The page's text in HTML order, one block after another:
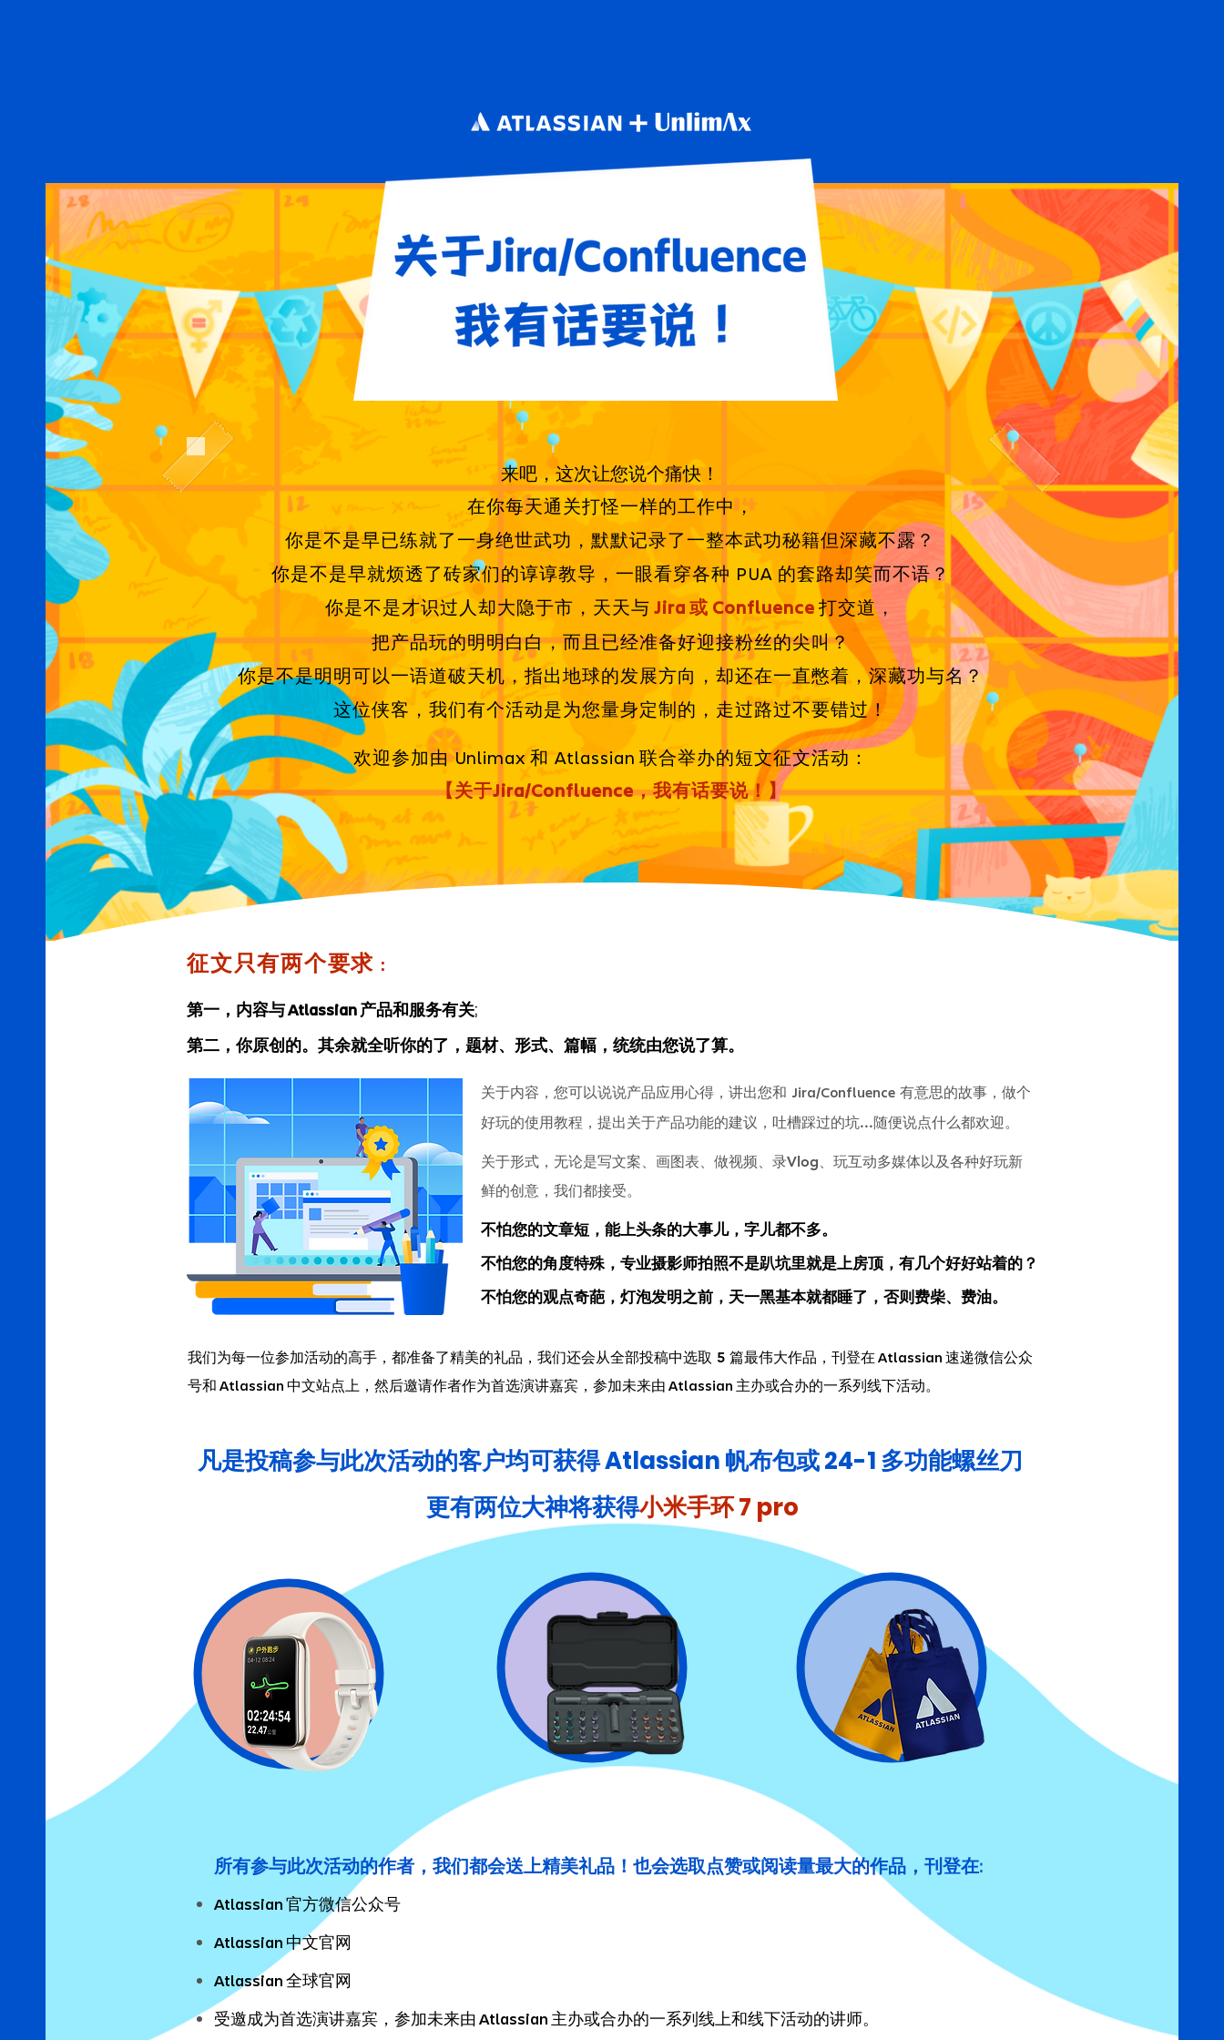
来吧，这次让您说个痛快！
在你每天通关打怪一样的工作中，
你是不是早已练就了一身绝世武功， 默默记录了一整本武功秘籍但深藏不露？
你是不是早就烦透了砖家们的谆谆教导，一眼看穿各种 PUA的套路却笑而不语？
你是不是才识过人却大隐于市，天天与 Jira 或 Confluence 打交道，
把产品玩的明明白白，而且已经准备好迎接粉丝的尖叫？
你是不是明明可以一语道破天机，指出地球的发展方向，却还在一直憋着，深藏功与名？
这位侠客，我们有个活动是为您量身定制的，走过路过不要错过！
欢迎参加由Unlimax和Atlassian 联合举办的短文征文活动：
【关于Jira/Confluence，我有话要说！】
征文只有两个要求 ：
第一，内容与Atlassian产品和服务有关;
第二，你原创的。其余就全听你的了，题材、形式、篇幅，统统由您说了算。
关于内容，您可以说说产品应用心得，讲出您和 Jira/Confluence 有意思的故事，做个
好玩的使用教程，提出关于产品功能的建议，吐槽踩过的坑...随便说点什么都欢迎。
关于形式，无论是写文案、画图表、做视频、录Vlog、玩互动多媒体以及各种好玩新
鲜的创意，我们都接受。
不怕您的文章短，能上头条的大事儿，字儿都不多。
不怕您的角度特殊，专业摄影师拍照不是趴坑里就是上房顶，有几个好好站着的？
不怕您的观点奇葩，灯泡发明之前，天一黑基本就都睡了，否则费柴、费油。
我们为每一位参加活动的高手，都准备了精美的礼品，我们还会从全部投稿中选取 5 篇最伟大作品，刊登在 Atlassian 速递微信公众
号和 Atlassian 中文站点上，然后邀请作者作为首选演讲嘉宾，参加未来由 Atlassian 主办或合办的一系列线下活动。
凡是投稿参与此次活动的客户均可获得 Atlassian 帆布包或 24-1 多功能螺丝刀
更有两位大神将获得小米手环 7 pro
所有参与此次活动的作者，我们都会送上精美礼品！也会选取点赞或阅读量最大的作品，刊登在:
Atlassian官方微信公众号
Atlassian 中文官网
Atlassian全球官网
受邀成为首选演讲嘉宾，参加未来由Atlassian 主办或合办的一系列线上和线下活动的讲师。